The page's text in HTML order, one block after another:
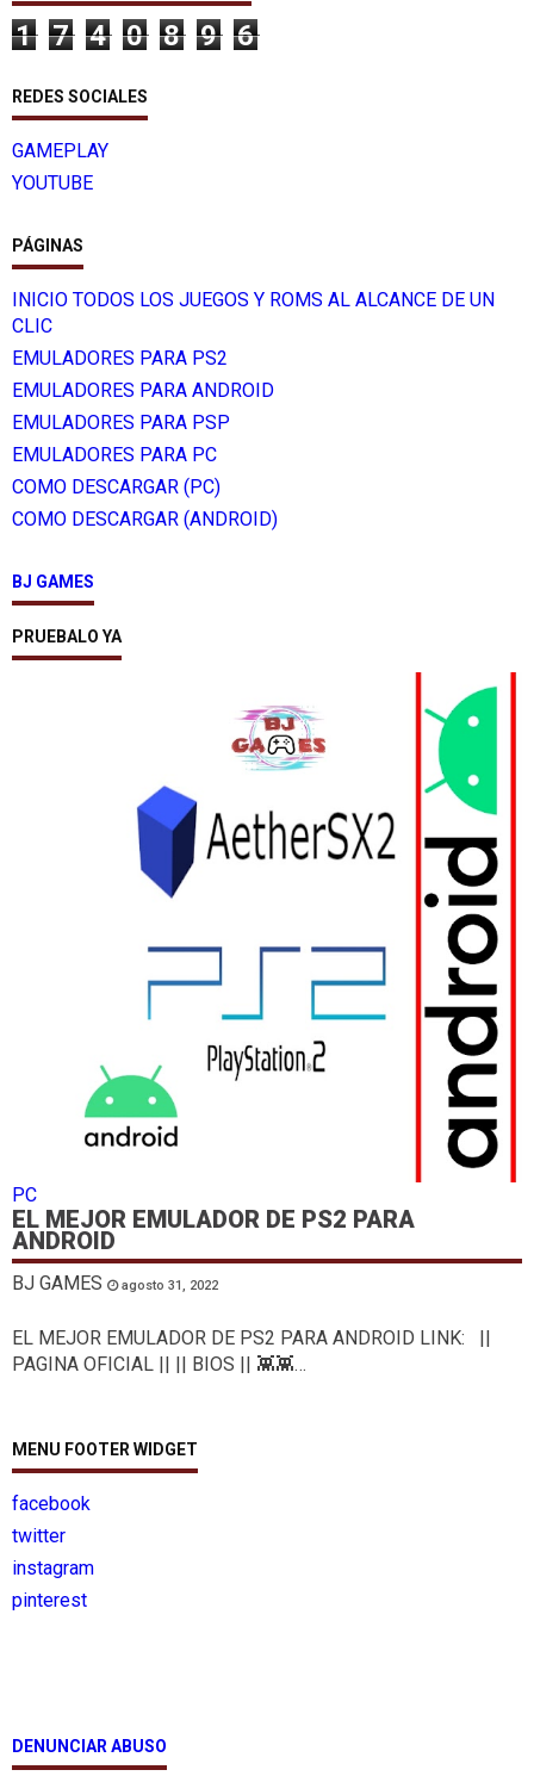
1 7 4 0 8 9 6
REDES SOCIALES
GAMEPLAY
YOUTUBE
PÁGINAS
INICIO TODOS LOS JUEGOS Y ROMS AL ALCANCE DE UN
CLIC
EMULADORES PARA PS2
EMULADORES PARA ANDROID
EMULADORES PARA PSP
EMULADORES PARA PC
COMO DESCARGAR (PC)
COMO DESCARGAR (ANDROID)
BJ GAMES
PRUEBALO YA
PC
EL MEJOR EMULADOR DE PS2 PARA
ANDROID
BJ GAMES agosto 31, 2022
EL MEJOR EMULADOR DE PS2 PARA ANDROID LINK: ||
PAGINA OFICIAL || || BIOS || 👾👾…
MENU FOOTER WIDGET
facebook
twitter
instagram
pinterest
DENUNCIAR ABUSO